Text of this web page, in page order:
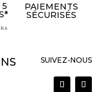
PAIEMENTS
SÉCURISÉS
SUIVEZ-NOUS